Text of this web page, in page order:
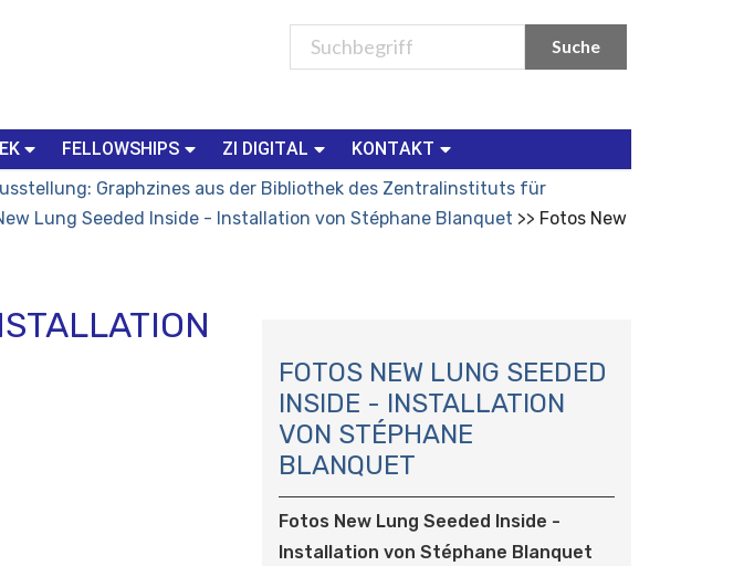
FELLOWSHIPS ZI DIGITAL
KONTAKT
Graphzines aus der Bibliothek des Zentralinstituts für
Lung Seeded Inside - Installation von Stéphane Blanquet
Fotos New
A
V
I
G
A
T
I
O
FOTOS NEW LUNG SEEDED
INSIDE - INSTALLATION
VON STÉPHANE
BLANQUET
Fotos New Lung Seeded Inside -
Installation von Stéphane Blanquet